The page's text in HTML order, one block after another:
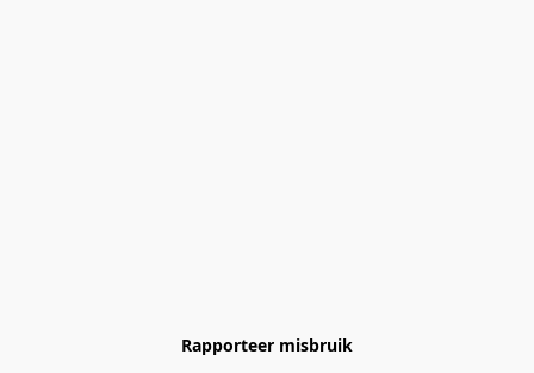
Rapporteer misbruik